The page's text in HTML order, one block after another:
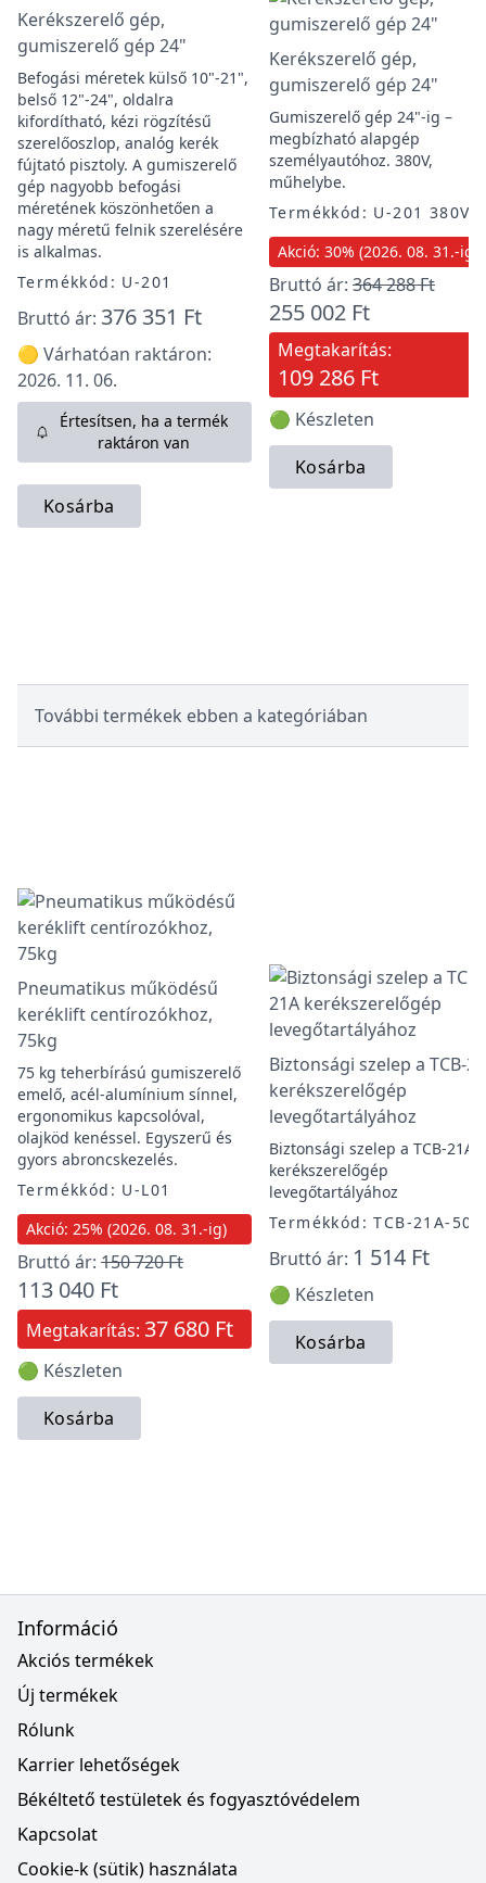
Kerékszerelő gép,
gumiszerelő gép 24"
Befogási méretek külső 10"-21",
belső 12"-24", oldalra
kifordítható, kézi rögzítésű
szerelőoszlop, analóg kerék
fújtató pisztoly. A gumiszerelő
gép nagyobb befogási
méretének köszönhetően a
nagy méretű felnik szerelésére
is alkalmas.
Termékkód: U-201
Bruttó ár: 376 351 Ft
🟡 Várhatóan raktáron:
2026. 11. 06.
Értesítsen, ha a termék
raktáron van
Kosárba
Kerékszerelő gép,
gumiszerelő gép 24"
Gumiszerelő gép 24"-ig –
megbízható alapgép
személyautóhoz. 380V,
műhelybe.
Termékkód: U-201 380V
Akció: 30% (2026. 08. 31.-ig)
Bruttó ár: 364 288 Ft
255 002 Ft
Megtakarítás:
109 286 Ft
🟢 Készleten
Kosárba
További termékek ebben a kategóriában
Pneumatikus működésű
keréklift centírozókhoz,
75kg
75 kg teherbírású gumiszerelő
emelő, acél-alumínium sínnel,
ergonomikus kapcsolóval,
olajköd kenéssel. Egyszerű és
gyors abroncskezelés.
Termékkód: U-L01
Akció: 25% (2026. 08. 31.-ig)
Bruttó ár: 150 720 Ft
113 040 Ft
Megtakarítás: 37 680 Ft
🟢 Készleten
Kosárba
Biztonsági szelep a TCB-
kerékszerelőgép
levegőtartályához
Biztonsági szelep a TCB-21A
kerékszerelőgép
levegőtartályához
Termékkód: TCB-21A-50
Bruttó ár: 1 514 Ft
🟢 Készleten
Kosárba
Információ
Akciós termékek
Új termékek
Rólunk
Karrier lehetőségek
Békéltető testületek és fogyasztóvédelem
Kapcsolat
Cookie-k (sütik) használata